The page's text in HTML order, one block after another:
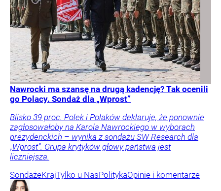
Nawrocki ma szansę na drugą kadencję? Tak ocenili
go Polacy. Sondaż dla „Wprost”
Blisko 39 proc. Polek i Polaków deklaruje, że ponownie
zagłosowałoby na Karola Nawrockiego w wyborach
prezydenckich – wynika z sondażu SW Research dla
„Wprost”. Grupa krytyków głowy państwa jest
liczniejsza.
SondażeKrajTylko u NasPolitykaOpinie i komentarze